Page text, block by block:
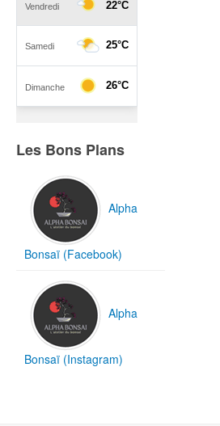
Les Bons Plans
Alpha
Bonsaï (Facebook)
Alpha
Bonsaï (Instagram)